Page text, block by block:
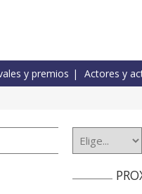
y premios Actores y